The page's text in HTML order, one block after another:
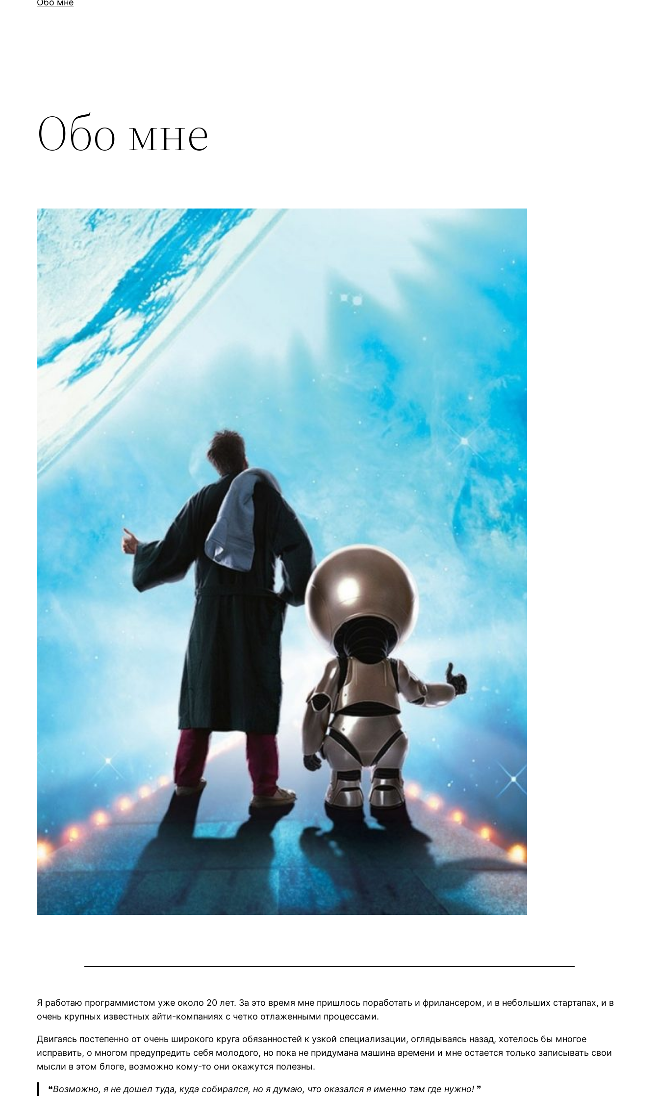
Обо мне
Обо мне
Я работаю программистом уже около 20 лет. За это время мне пришлось поработать и фрилансером, и в небольших стартапах, и в
очень крупных известных айти-компаниях с четко отлаженными процессами.
Двигаясь постепенно от очень широкого круга обязанностей к узкой специализации, оглядываясь назад, хотелось бы многое
исправить, о многом предупредить себя молодого, но пока не придумана машина времени и мне остается только записывать свои
мысли в этом блоге, возможно кому-то они окажутся полезны.
❝Возможно, я не дошел туда, куда собирался, но я думаю, что оказался я именно там где нужно!❞